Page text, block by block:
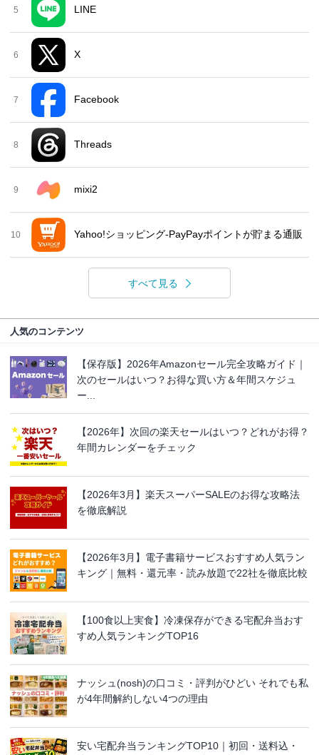
5 LINE
6 X
7 Facebook
8 Threads
9 mixi2
10 Yahoo!ショッピング-PayPayポイントが貯まる通販
すべて見る
人気のコンテンツ
【保存版】2026年Amazonセール完全攻略ガイド｜
次のセールはいつ？お得な買い方＆年間スケジュ
ー...
【2026年】次回の楽天セールはいつ？どれがお得？
年間カレンダーをチェック
【2026年3月】楽天スーパーSALEのお得な攻略法
を徹底解説
【2026年3月】電子書籍サービスおすすめ人気ラン
キング｜無料・還元率・読み放題で22社を徹底比較
【100食以上実食】冷凍保存ができる宅配弁当おす
すめ人気ランキングTOP16
ナッシュ(nosh)の口コミ・評判がひどい それでも私
が4年間解約しない4つの理由
安い宅配弁当ランキングTOP10｜初回・送料込・